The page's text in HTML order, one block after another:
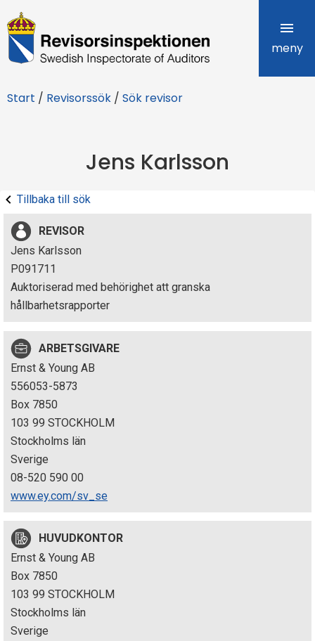
R
e
i
r
s
i
n
s
p
e
k
t
i
o
n
e
n
meny
Start / Revisorssök / Sök revisor
Jens Karlsson
Tillbaka till sök
REVISOR
Jens Karlsson
P091711
Auktoriserad med behörighet att granska
hållbarhetsrapporter
ARBETSGIVARE
Ernst & Young AB
556053-5873
Box 7850
103 99 STOCKHOLM
Stockholms län
Sverige
08-520 590 00
www.ey.com/sv_se
HUVUDKONTOR
Ernst & Young AB
Box 7850
103 99 STOCKHOLM
Stockholms län
Sverige